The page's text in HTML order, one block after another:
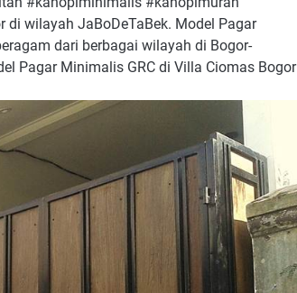
wilayah JaBoDeTaBek. Model Pagar
dari berbagai wilayah di Bogor-
Pagar Minimalis GRC di Villa Ciomas Bogor